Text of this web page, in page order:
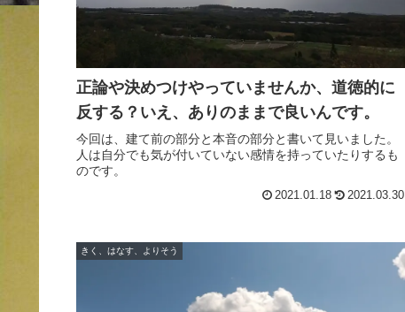
正論や決めつけやっていませんか、道徳的に
反する？いえ、ありのままで良いんです。
今回は、建て前の部分と本音の部分と書いて見いました。
人は自分でも気が付いていない感情を持っていたりするも
のです。
2021.01.18 2021.03.30
きく、はなす、よりそう